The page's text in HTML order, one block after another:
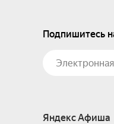
Подпишитесь
Яндекс Афиша